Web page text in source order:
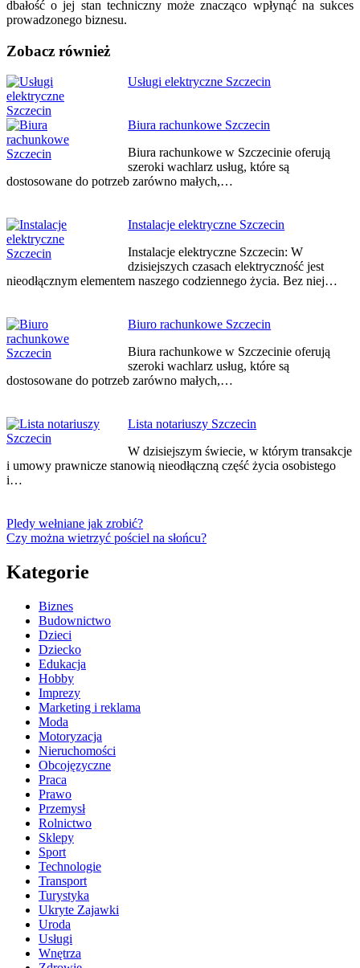
dbałość o jej stan techniczny może znacząco wpłynąć na sukces
prowadzonego biznesu.
Zobacz również
Usługi elektryczne Szczecin
Biura rachunkowe Szczecin
Biura rachunkowe w Szczecinie oferują
szeroki wachlarz usług, które są
dostosowane do potrzeb zarówno małych,…
Instalacje elektryczne Szczecin
Instalacje elektryczne Szczecin: W
dzisiejszych czasach elektryczność jest
nieodłącznym elementem naszego codziennego życia. Bez niej…
Biuro rachunkowe Szczecin
Biura rachunkowe w Szczecinie oferują
szeroki wachlarz usług, które są
dostosowane do potrzeb zarówno małych,…
Lista notariuszy Szczecin
W dzisiejszym świecie, w którym transakcje
i umowy prawnicze stanowią nieodłączną część życia osobistego
i…
Nawigacja
wpisu
Pledy wełniane jak zrobić?
Czy można wietrzyć pościel na słońcu?
Kategorie
Biznes
Budownictwo
Dzieci
Dziecko
Edukacja
Hobby
Imprezy
Marketing i reklama
Moda
Motoryzacja
Nieruchomości
Obcojęzyczne
Praca
Prawo
Przemysł
Rolnictwo
Sklepy
Sport
Technologie
Transport
Turystyka
Ukryte Zajawki
Uroda
Usługi
Wnętrza